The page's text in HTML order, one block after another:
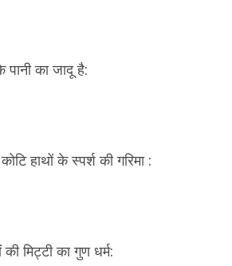
पानी का जादू है:
हाथों के स्पर्श की गरिमा :
मिट्टी का गुण धर्म: